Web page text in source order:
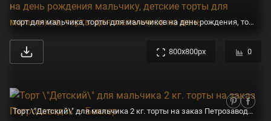
торт для мальчика, торты для мальчиков на день рождения, торт, для мальчика, торт мальчику без, торт на день рождения мальчику, детские торты для мальчиков, торты для мальчиков на день
800x800px 0
Торт \"Детский\" для мальчика 2 кг. торты на заказ Петрозаводск – Беккер